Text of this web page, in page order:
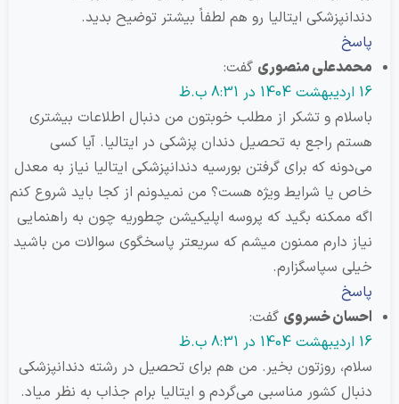
ایتالیا رو هم لطفاً بیشتر توضیح بدید.
منصوری گفت:
و تشکر از مطلب خوبتون من دنبال اطلاعات بیشتری
راجع به تحصیل دندان پزشکی در ایتالیا. آیا کسی
که برای گرفتن بورسیه دندانپزشکی ایتالیا نیاز به معدل
یا شرایط ویژه هست؟ من نمیدونم از کجا باید شروع کنم
بگید که پروسه اپلیکیشن چطوریه چون به راهنمایی
دارم ممنون میشم که سریعتر پاسخگوی سوالات من باشید
سپاسگزارم.
خسروی گفت:
روزتون بخیر. من هم برای تحصیل در رشته دندانپزشکی
کشور مناسبی می‌گردم و ایتالیا برام جذاب به نظر میاد.